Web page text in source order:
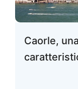
Caorle,